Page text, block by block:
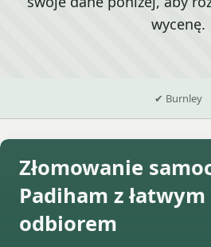
wycenę.
✔ Burnley
Złomowanie
Padiham z
odbiorem